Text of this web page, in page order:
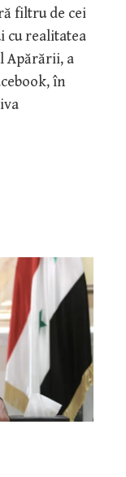
filtru de cei
cu realitatea
Apărării, a
în